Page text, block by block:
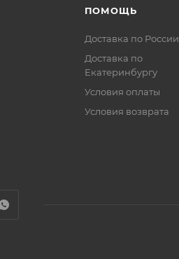
ПОМОЩЬ
Доставка по России
Доставка по
Екатеринбургу
Условия оплаты
Условия возврата